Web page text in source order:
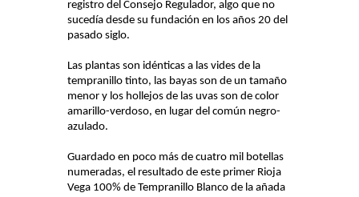
registro del Consejo Regulador, algo que no
sucedía desde su fundación en los años 20 del
pasado siglo.
Las plantas son idénticas a las vides de la
tempranillo tinto, las bayas son de un tamaño
menor y los hollejos de las uvas son de color
amarillo-verdoso, en lugar del común negro-
azulado.
Guardado en poco más de cuatro mil botellas
numeradas, el resultado de este primer Rioja
Vega 100% de Tempranillo Blanco de la añada